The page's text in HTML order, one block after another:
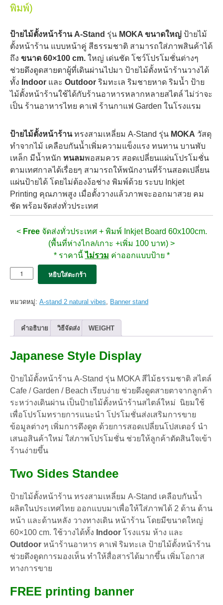
พิมพ์)
ป้ายไม้ตั้งหน้าร้าน A-Stand รุ่น MOKA ขนาดใหญ่ ป้ายไม้
ตั้งหน้าร้าน แบบหน้าคู่ สีธรรมชาติ สามารถใส่ภาพสินค้าได้
ถึง ขนาด 60×100 cm. ใหญ่ เด่นชัด โชว์โปรโมชั่นต่างๆ
ช่วยดึงดูดสายตาผู้ที่เดินผ่านไปมา ป้ายไม้ตั้งหน้าร้านวางได้
ทั้ง Indoor และ Outdoor ริมทะเล ริมชายหาด ริมน้ำ ป้าย
ไม้ตั้งหน้าร้านใช้ได้กับร้านอาหารหลากหลายสไตล์ ไม่ว่าจะ
เป็น ร้านอาหารไทย คาเฟ่ ร้านกาแฟ Garden ในโรงแรม
ป้ายไม้ตั้งหน้าร้านทรงสามเหลี่ยม A-Stand รุ่น MOKA วัสดุ
ทำจากไม้ เคลือบกันน้ำเพิ่มความแข็งแรง ทนทาน บานพับ
เหล็ก มีน้ำหนัก ทนลมพอสมควร สอดเปลี่ยนแผ่นโปรโมชั่น
ตามเทศกาลได้เรื่อยๆ สามารถให้พนักงานที่ร้านสอดเปลี่ยน
แผ่นป้ายได้ โดยไม่ต้องง้อช่าง พิมพ์ด้วย ระบบ Inkjet
Printing คุณภาพสูง เมื่อตั้งวางแล้วภาพจะออกมาสวย คม
ชัด พร้อมจัดส่งทั่วประเทศ
< Freeจัดส่งทั่วประเทศ + พิมพ์ Inkjet Board 60x100cm.
(พื้นที่ห่างไกล/เกาะ +เพิ่ม 100 บาท) >
* ราคานี้ไม่รวม ค่าออกแบบป้าย *
จำนวน
ป้าย
ไม้
คู่
ธรรมชาติ
(60*100)
FREE
พิมพ์
ชิ้น
หยิบใส่ตะกร้า
หมวดหมู่: A-stand 2 natural vibes, Banner stand
คำอธิบาย วิธีจัดส่ง WEIGHT
Japanese Style Display
ป้ายไม้ตั้งหน้าร้าน A-Stand รุ่น MOKA สีไม้ธรรมชาติ สไตล์
Cafe / Garden / Beach เรียบง่าย ช่วยดึงดูดสายตาจากลูกค้า
ระหว่างเดินผ่าน เป็นป้ายไม้ตั้งหน้าร้านสไตล์ใหม่ นิยมใช้
เพื่อโปรโมทรายการแนะนำ โปรโมชั่นส่งเสริมการขาย
ข้อมูลต่างๆ เพิ่มการดึงดูด ด้วยการสอดเปลี่ยนโปสเตอร์ นำ
เสนอสินค้าใหม่ ใส่ภาพโปรโมชั่น ช่วยให้ลูกค้าตัดสินใจเข้า
ร้านง่ายขึ้น
Two Sides Standee
ป้ายไม้ตั้งหน้าร้าน ทรงสามเหลี่ยม A-Stand เคลือบกันน้ำ
ผลิตในประเทศไทย ออกแบบมาเพื่อให้ใส่ภาพได้ 2 ด้าน ด้าน
หน้า และด้านหลัง วางทางเดิน หน้าร้าน โดยมีขนาดใหญ่
60×100 cm. ใช้วางได้ทั้ง Indoor โรงแรม ห้าง และ
Outdoor หน้าร้านอาหาร คาเฟ่ ริมทะเล ป้ายไม้ตั้งหน้าร้าน
ช่วยดึงดูดการมองเห็น ทำให้สื่อสารได้มากขึ้น เพิ่มโอกาส
ทางการขาย
FREE printing banner